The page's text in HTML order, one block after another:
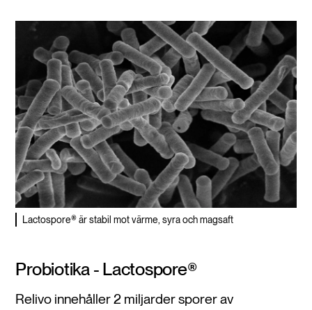
Lactospore® är stabil mot värme, syra och magsaft
Probiotika - Lactospore®
Relivo innehåller 2 miljarder sporer av